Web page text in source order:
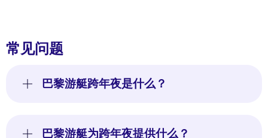
常见问题
巴黎游艇跨年夜是什么？
巴黎游艇为跨年夜提供什么？